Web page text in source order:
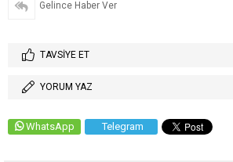
Gelince Haber Ver
TAVSIYE ET
YORUM YAZ
WhatsApp Telegram